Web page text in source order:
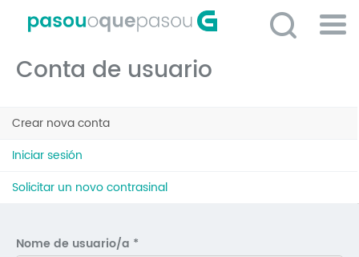
contido
Conta de usuario
Pestanas
principais
Crear nova conta
Iniciar sesión
Solicitar un novo contrasinal
Nome de usuario/a *